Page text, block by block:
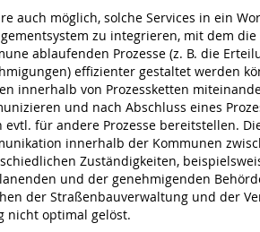
auch möglich, solche Services in ein
zu integrieren, mit dem
ablaufenden Prozesse (z. B. die
effizienter gestaltet werden
innerhalb von Prozessketten
und nach Abschluss eines
evtl. für andere Prozesse bereitstellen.
innerhalb der Kommunen
Zuständigkeiten,
und der genehmigenden
der Straßenbauverwaltung und der
nicht optimal gelöst.